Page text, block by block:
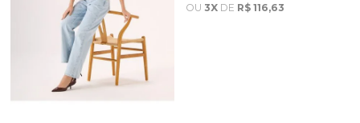
OU 3X DE R$ 116,63